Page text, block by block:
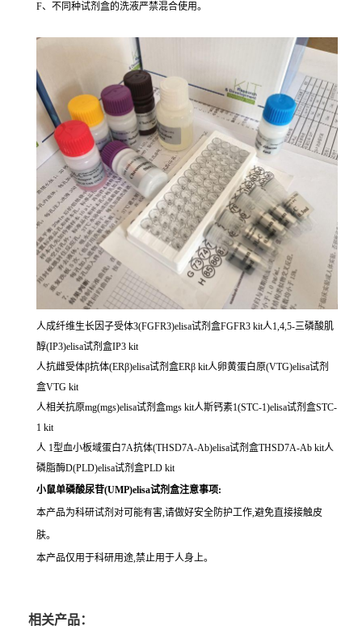
F、不同种试剂盒的洗液严禁混合使用。
人成纤维生长因子受体3(FGFR3)elisa试剂盒FGFR3 kit人1,4,5-三磷酸肌
醇(IP3)elisa试剂盒IP3 kit
人抗雌受体β抗体(ERβ)elisa试剂盒ERβ kit人卵黄蛋白原(VTG)elisa试剂
盒VTG kit
人相关抗原mg(mgs)elisa试剂盒mgs kit人斯钙素1(STC-1)elisa试剂盒STC-
1 kit
人 1型血小板域蛋白7A抗体(THSD7A-Ab)elisa试剂盒THSD7A-Ab kit人
磷脂酶D(PLD)elisa试剂盒PLD kit
小鼠单磷酸尿苷(UMP)elisa试剂盒注意事项:
本产品为科研试剂对可能有害,请做好安全防护工作,避免直接接触皮
肤。
本产品仅用于科研用途,禁止用于人身上。
相关产品：